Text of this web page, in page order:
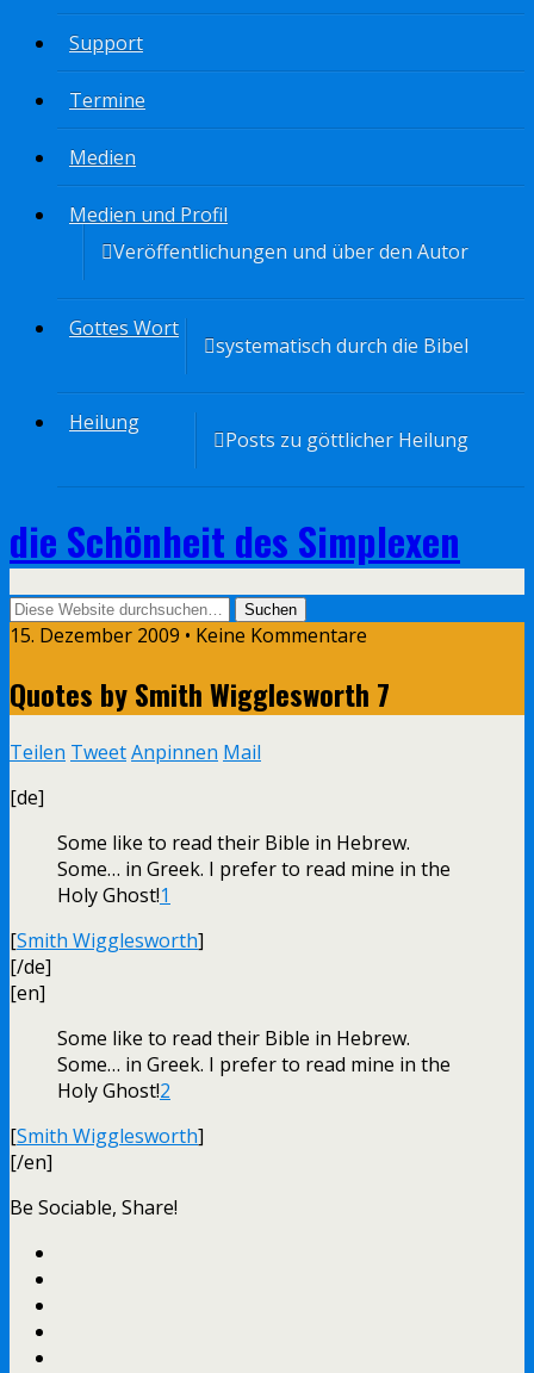
Support
Termine
Medien
Medien und Profil
Veröffentlichungen und über den Autor
Gottes Wort
systematisch durch die Bibel
Heilung
Posts zu göttlicher Heilung
die Schönheit des Simplexen
15. Dezember 2009 • Keine Kommentare
Quotes by Smith Wigglesworth 7
Teilen TweetAnpinnen Mail
[de]
Some like to read their Bible in Hebrew.
Some… in Greek. I prefer to read mine in the
Holy Ghost!1
[Smith Wigglesworth]
[/de]
[en]
Some like to read their Bible in Hebrew.
Some… in Greek. I prefer to read mine in the
Holy Ghost!2
[Smith Wigglesworth]
[/en]
Be Sociable, Share!